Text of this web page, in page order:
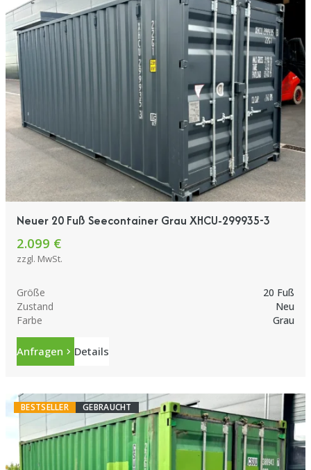
Neuer 20 Fuß Seecontainer Grau XHCU-299935-3
2.099 €
zzgl. MwSt.
Größe
20 Fuß
Zustand
Neu
Farbe
Grau
Anfragen Details
BESTSELLER GEBRAUCHT